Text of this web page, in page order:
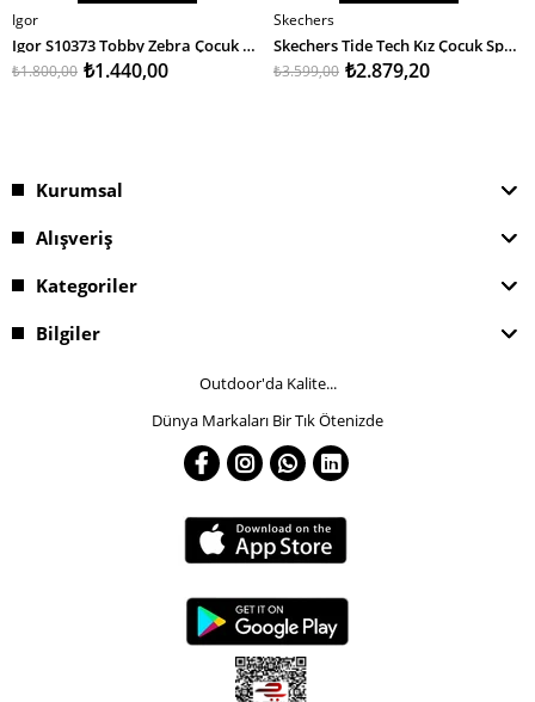
SEPETE EKLE
Igor
Igor S10373 Tobby Zebra Çocuk Sandalet
₺1.440,00
₺1.800,00
SEPETE EKLE
Skechers
Skechers Tide Tech Kız Çocuk Spor Ayakkabı
₺2.879,20
₺3.599,00
Kurumsal
Alışveriş
Kategoriler
Bilgiler
Outdoor'da Kalite...
Dünya Markaları Bir Tık Ötenizde